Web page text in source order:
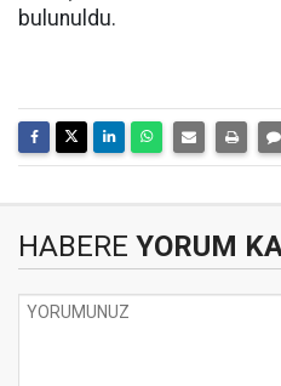
bulunuldu.
HABERE YORUM